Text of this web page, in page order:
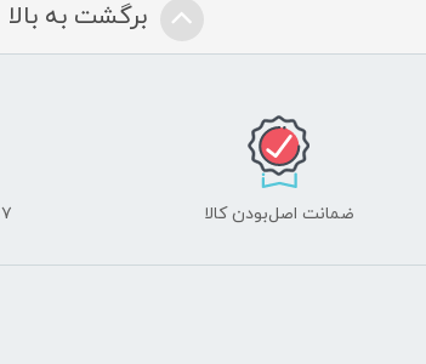
برگشت به بالا
ضمانت اصل‌بودن کالا ۷ روز ضمانت بازگشت